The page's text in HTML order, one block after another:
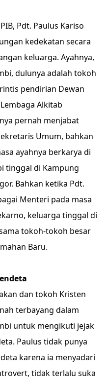
Pdt. Paulus Kariso
kedekatan secara
keluarga. Ayahnya,
dulunya adalah tokoh
pendirian Dewan
Alkitab
pernah menjabat
Umum, bahkan
ayahnya berkarya di
tinggal di Kampung
Bahkan ketika Pdt.
Menteri pada masa
keluarga tinggal di
tokoh-tokoh besar
Baru.
dan tokoh Kristen
terbayang dalam
untuk mengikuti jejak
Paulus tidak punya
karena ia menyadari
tidak terlalu suka